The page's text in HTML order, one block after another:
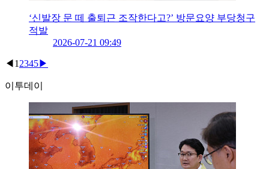
‘신발장 문 떼 출퇴근 조작한다고?’ 방문요양 부당청구
적발
2026-07-21 09:49
◀ 1 2345▶
이투데이